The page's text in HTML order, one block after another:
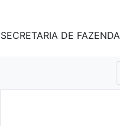
SECRETARIA DE